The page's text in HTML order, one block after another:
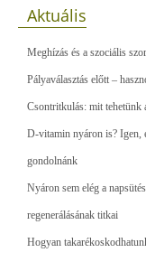
Aktuális
Meghízás és a szociális
Pályaválasztás előtt –
Csontritkulás: mit tehetünk
D-vitamin nyáron is? Igen,
gondolnánk
Nyáron sem elég a
regenerálásának titkai
Hogyan